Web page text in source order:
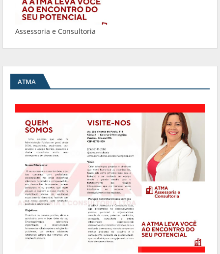
Assessoria e Consultoria
ATMA